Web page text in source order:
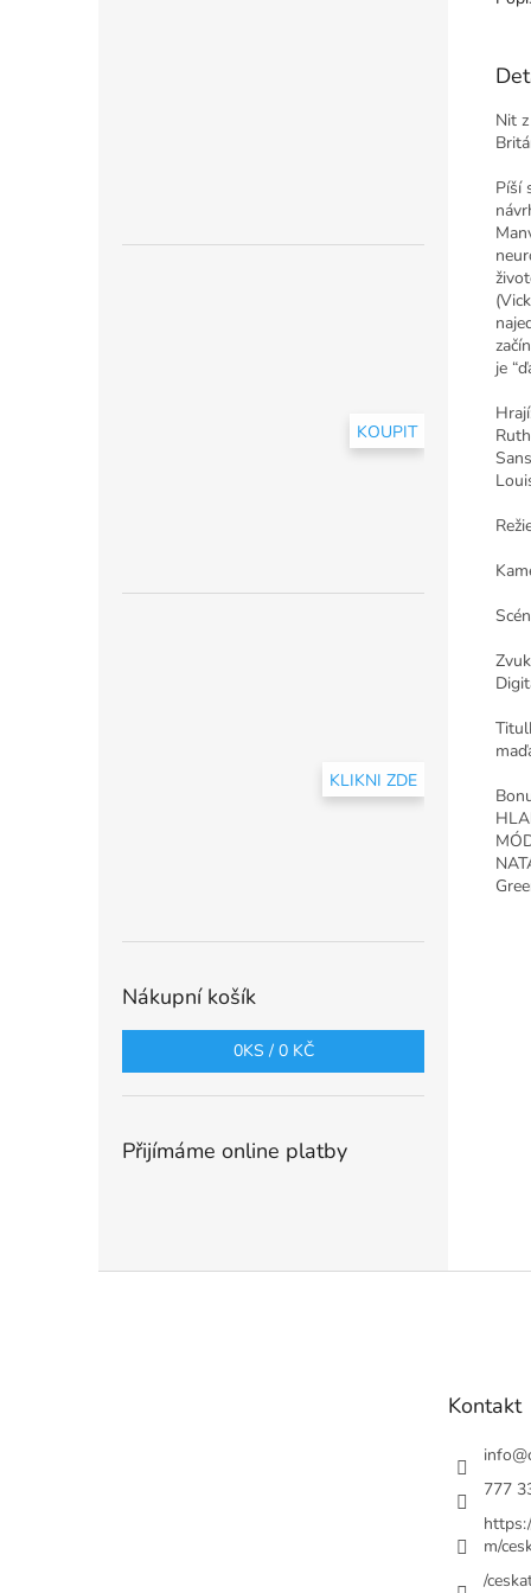
KOUPIT
KLIKNI ZDE
Nákupní košík
0KS / 0 KČ
Přijímáme online platby
Nit
Píší
je
Kontakt
info@
777
m/
/